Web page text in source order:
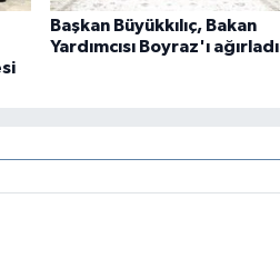
Başkan Büyükkılıç, Bakan
Yardımcısı Boyraz'ı ağırladı